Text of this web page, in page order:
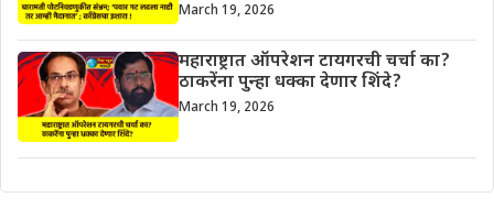
March 19, 2026
महाराष्ट्रात ऑपरेशन टायगरची चर्चा का?
ठाकरेंना पुन्हा धक्का देणार शिंदे?
March 19, 2026